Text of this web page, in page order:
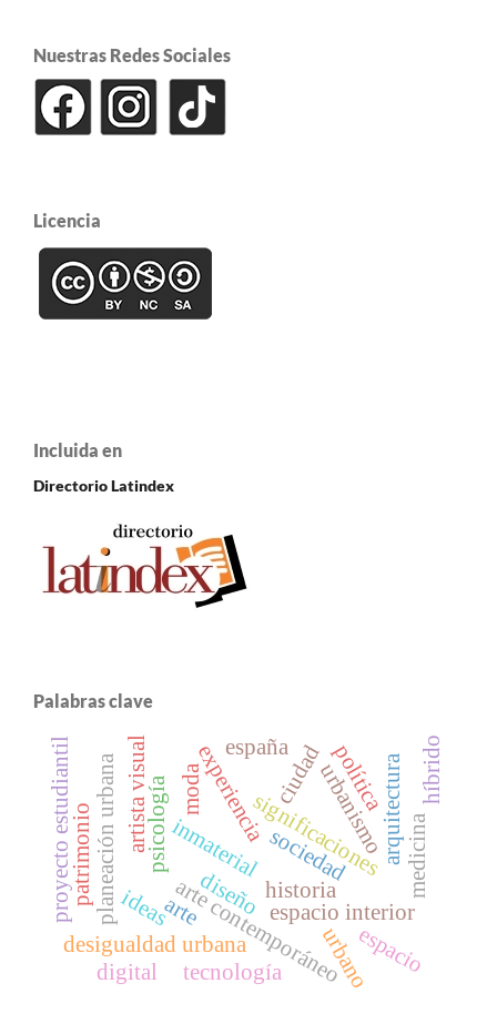
Nuestras Redes Sociales
Licencia
Incluida en
Directorio Latindex
Palabras clave
inmaterial
espacio interior
significaciones
psicología
arte contemporáneo
experiencia urbanismoarquitectura
ciudad
desigualdad urbana urbano
diseño
moda
artista visual
arte
planeación urbana historia
tecnología
proyecto estudiantil medicina
patrimonio
ideas
sociedad
política
españa
espacio
digital
híbrido